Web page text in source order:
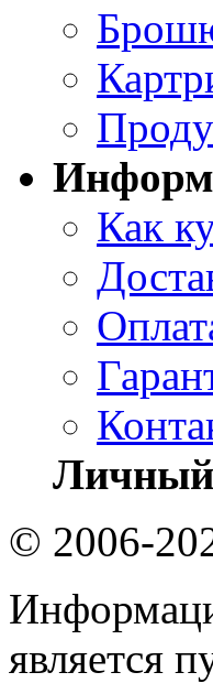
Как
Личный
© 2006-
является